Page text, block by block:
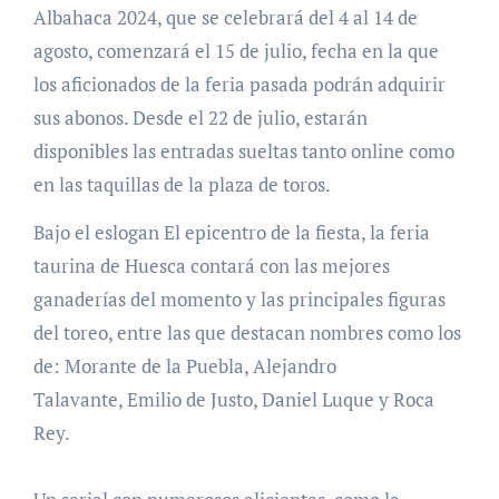
Albahaca 2024, que se celebrará del 4 al 14 de
agosto, comenzará el 15 de julio, fecha en la que
los aficionados de la feria pasada podrán adquirir
sus abonos. Desde el 22 de julio, estarán
disponibles las entradas sueltas tanto online como
en las taquillas de la plaza de toros.
Bajo el eslogan El epicentro de la fiesta, la feria
taurina de Huesca contará con las mejores
ganaderías del momento y las principales figuras
del toreo, entre las que destacan nombres como los
de: Morante de la Puebla, Alejandro
Talavante, Emilio de Justo, Daniel Luque y Roca
Rey.